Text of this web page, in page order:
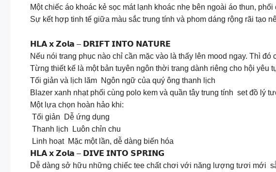
Một chiếc áo khoác kẻ sọc mát lạnh khoác nhẹ bên ngoài áo thun,
Sự kết hợp tinh tế giữa màu sắc trung tính và phom dáng rộng rãi tạo
𝗛𝗟𝗔 𝘅 𝗭𝗼𝗹𝗮 – 𝗗𝗥𝗜𝗙𝗧 𝗜𝗡𝗧𝗢 𝗡𝗔𝗧𝗨𝗥𝗘
Nếu nói trang phục nào chỉ cần mặc vào là thấy lên mood ngay. Thì
Từng thiết kế là một bản tuyên ngôn thời trang dành riêng cho hội yêu
Tối giản và lịch lãm Ngôn ngữ của quý ông thanh lịch
Blazer xanh nhạt phối cùng polo kem và quần tây trung tính set đồ lý
Một lựa chọn hoàn hảo khi:
Tối giản Dễ ứng dụng
Thanh lịch Luôn chỉn chu
Linh hoạt Mặc một lần, dễ dàng biến hóa
𝗛𝗟𝗔 𝘅 𝗭𝗼𝗹𝗮 – 𝗗𝗜𝗩𝗘 𝗜𝗡𝗧𝗢 𝗦𝗣𝗥𝗜𝗡𝗚
Dễ dàng sở hữu những chiếc tee chất chơi với năng lượng tươi mới